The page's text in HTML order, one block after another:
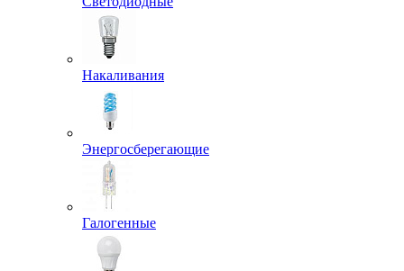
Накаливания
Энергосберегающие
Галогенные